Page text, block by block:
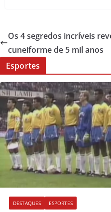
Os 4 segredos incríveis
cuneiforme de 5 mil anos
Esportes
DESTAQUES ESPORTES